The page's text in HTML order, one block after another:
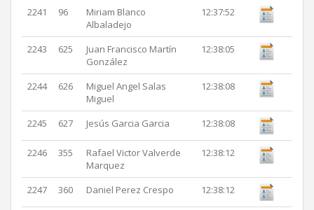
2241 96
Miriam Blanco
Albaladejo
12:37:52
2243 625
Juan Francisco Martín
González
12:38:05
2244 626
Miguel Angel Salas
Miguel
12:38:08
2245 627 Jesús Garcia Garcia 12:38:08
2246 355
Rafael Victor Valverde
Marquez
12:38:12
2247 360 Daniel Perez Crespo 12:38:12